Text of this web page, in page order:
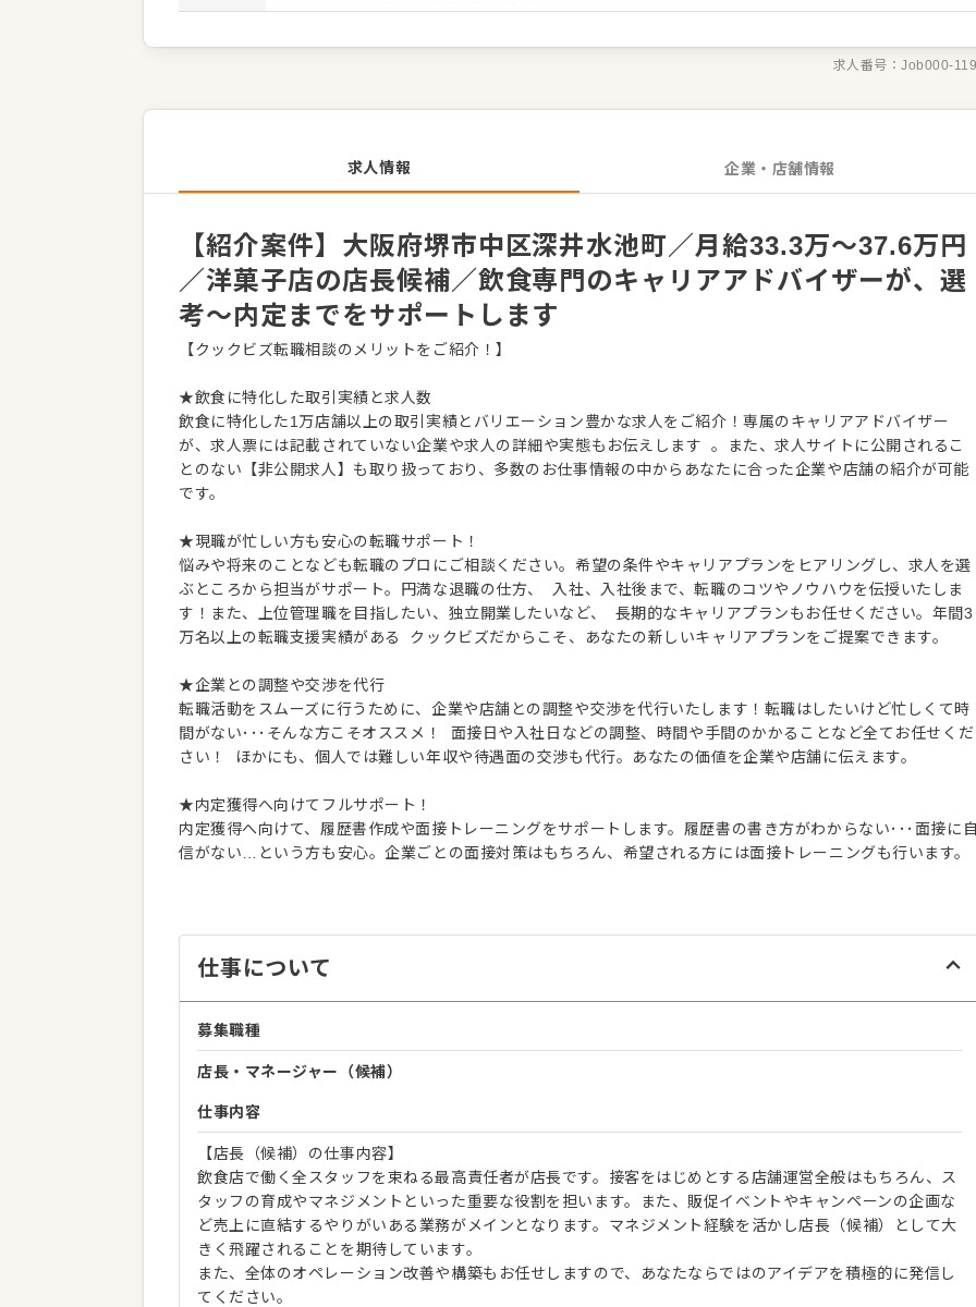
いたします。この求人が気になった方は、エントリーいただくか『クックビズ転職支援窓口』
求人番号：Job000-
求人情報 企業・店舗情報
【紹介案件】大阪府堺市中区深井水池町／月給33.3万～37.6万円
／洋菓子店の店長候補／飲食専門のキャリアアドバイザーが、選
考～内定までをサポートします
【クックビズ転職相談のメリットをご紹介！】
★飲食に特化した取引実績と求人数
飲食に特化した1万店舗以上の取引実績とバリエーション豊かな求人をご紹介！専属のキャリアアドバイザー
が、求人票には記載されていない企業や求人の詳細や実態もお伝えします 。また、求人サイトに公開されるこ
とのない【非公開求人】も取り扱っており、多数のお仕事情報の中からあなたに合った企業や店舗の紹介が可能
です。
★現職が忙しい方も安心の転職サポート！
悩みや将来のことなども転職のプロにご相談ください。希望の条件やキャリアプランをヒアリングし、求人を選
ぶところから担当がサポート。円満な退職の仕方、 入社、入社後まで、転職のコツやノウハウを伝授いたしま
す！また、上位管理職を目指したい、独立開業したいなど、 長期的なキャリアプランもお任せください。年間3
万名以上の転職支援実績がある クックビズだからこそ、あなたの新しいキャリアプランをご提案できます。
★企業との調整や交渉を代行
転職活動をスムーズに行うために、企業や店舗との調整や交渉を代行いたします！転職はしたいけど忙しくて時
間がない･･･そんな方こそオススメ！ 面接日や入社日などの調整、時間や手間のかかることなど全てお任せくだ
さい！ ほかにも、個人では難しい年収や待遇面の交渉も代行。あなたの価値を企業や店舗に伝えます。
★内定獲得へ向けてフルサポート！
内定獲得へ向けて、履歴書作成や面接トレーニングをサポートします。履歴書の書き方がわからない･･･面接に
信がない…という方も安心。企業ごとの面接対策はもちろん、希望される方には面接トレーニングも行います。
仕事について
募集職種
店長・マネージャー（候補）
仕事内容
【店長（候補）の仕事内容】
飲食店で働く全スタッフを束ねる最高責任者が店長です。接客をはじめとする店舗運営全般はもちろん、ス
タッフの育成やマネジメントといった重要な役割を担います。また、販促イベントやキャンペーンの企画な
ど売上に直結するやりがいある業務がメインとなります。マネジメント経験を活かし店長（候補）として大
きく飛躍されることを期待しています。
また、全体のオペレーション改善や構築もお任せしますので、あなたならではのアイデアを積極的に発信し
てください。